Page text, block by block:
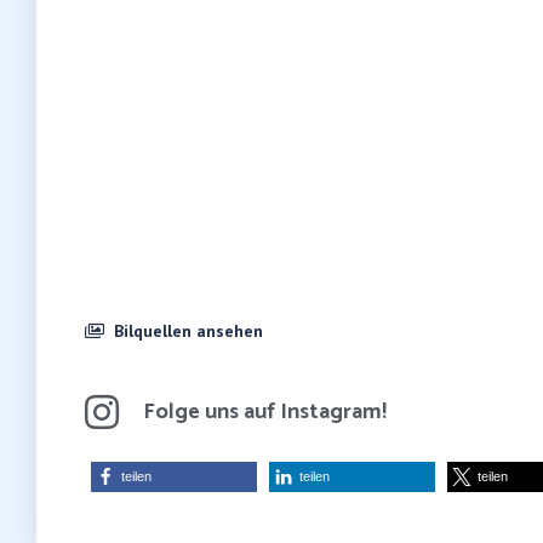
Bilquellen ansehen
Folge uns auf Instagram!
teilen teilen teilen